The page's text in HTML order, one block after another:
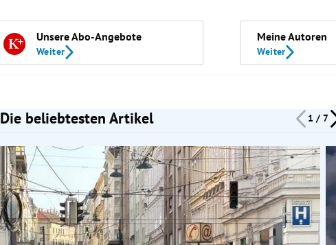
Unsere Abo-Angebote
Weiter
Meine Autoren
Weiter
Die beliebtesten Artikel 1 / 7
Slide 1 von 7